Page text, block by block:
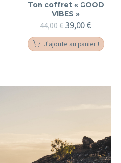
Ton coffret « GOOD
VIBES »
44,00€ 39,00€
J'ajoute au panier !